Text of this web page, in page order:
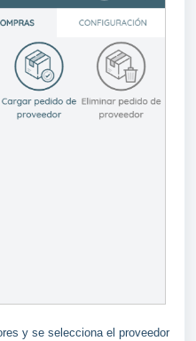
y se selecciona el proveedor